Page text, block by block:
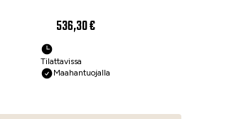
536,30 €
Tilattavissa
Maahantuojalla